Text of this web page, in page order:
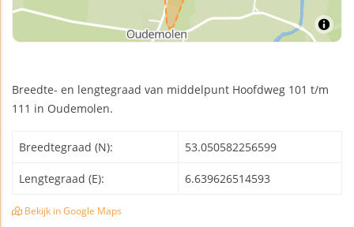
Breedte- en lengtegraad van middelpunt Hoofdweg 101 t/m
111 in Oudemolen.
Breedtegraad (N): 53.050582256599
Lengtegraad (E): 6.639626514593
Bekijk in Google Maps